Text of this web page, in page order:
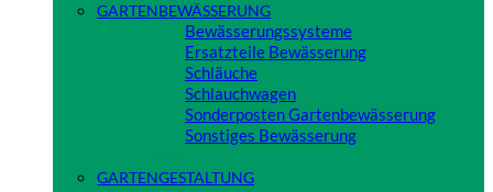
GARTENBEWÄSSERUNG
Bewässerungssysteme
Ersatzteile Bewässerung
Schläuche
Schlauchwagen
Sonderposten Gartenbewässerung
Sonstiges Bewässerung
GARTENGESTALTUNG